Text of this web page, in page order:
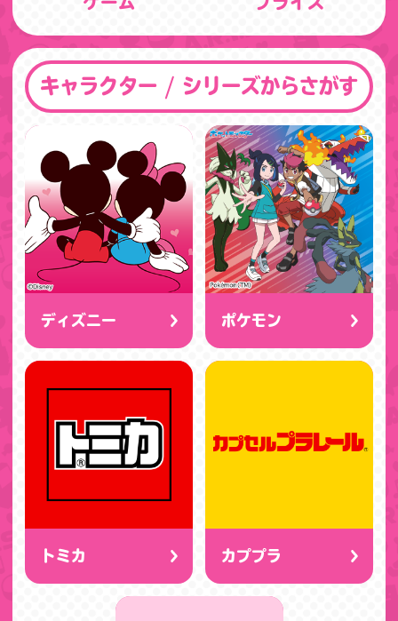
キャラクター / シリーズからさがす
ディズニー ポケモン
トミカ カププラ